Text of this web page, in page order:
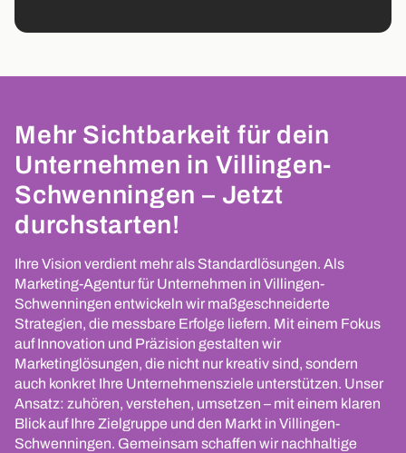
Mehr Sichtbarkeit für dein
Unternehmen in Villingen-
Schwenningen – Jetzt
durchstarten!
Ihre Vision verdient mehr als Standardlösungen. Als
Marketing-Agentur für Unternehmen in Villingen-
Schwenningen entwickeln wir maßgeschneiderte
Strategien, die messbare Erfolge liefern. Mit einem Fokus
auf Innovation und Präzision gestalten wir
Marketinglösungen, die nicht nur kreativ sind, sondern
auch konkret Ihre Unternehmensziele unterstützen. Unser
Ansatz: zuhören, verstehen, umsetzen – mit einem klaren
Blick auf Ihre Zielgruppe und den Markt in Villingen-
Schwenningen. Gemeinsam schaffen wir nachhaltige